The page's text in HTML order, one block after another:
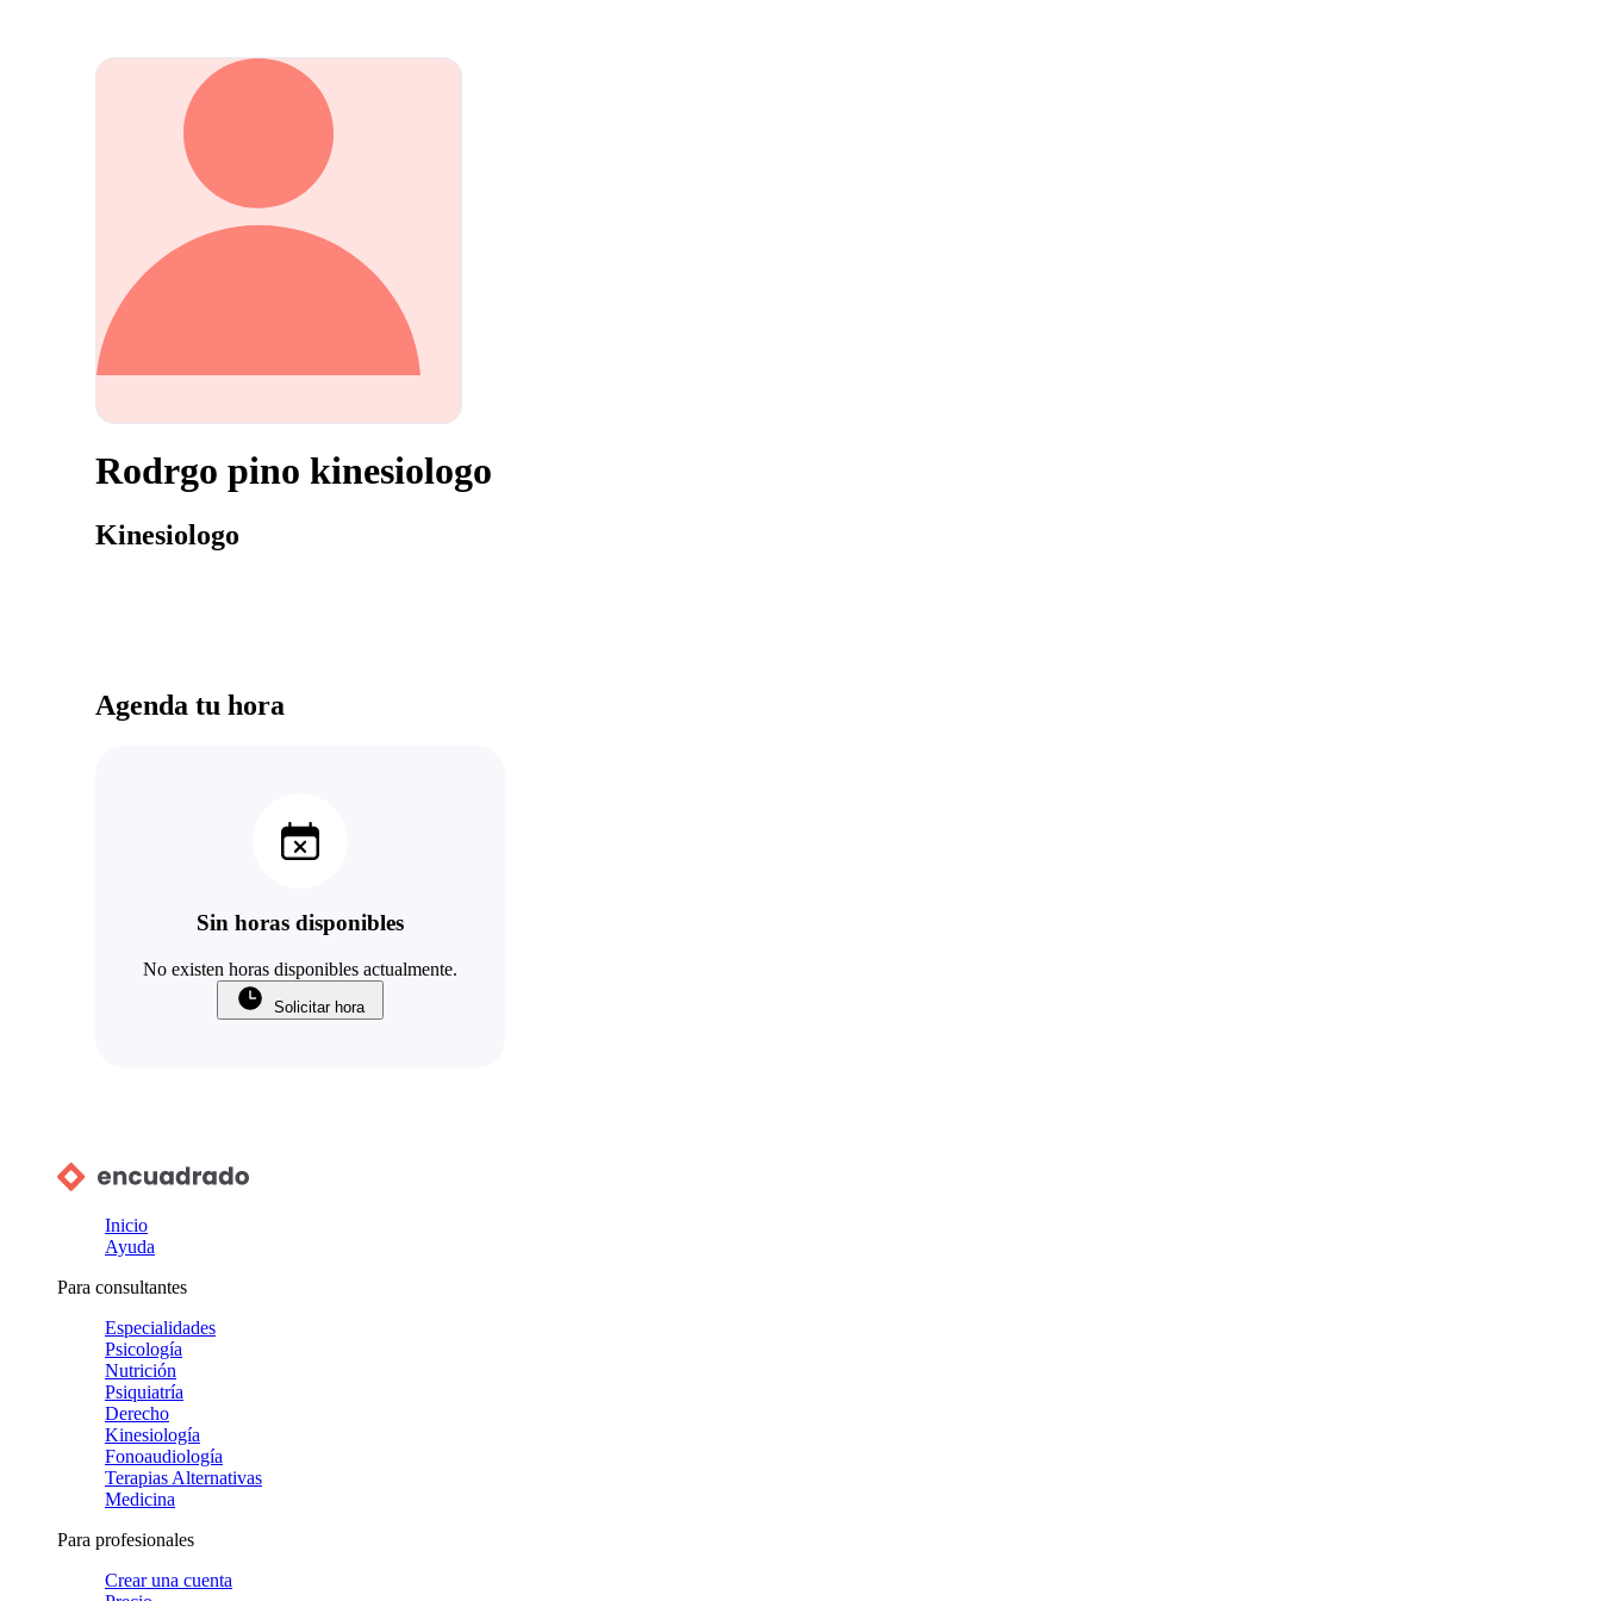
Rodrgo pino kinesiologo
Kinesiologo
Agenda tu hora
Sin horas disponibles
No existen horas disponibles actualmente.
Solicitar hora
Inicio
Ayuda
Para consultantes
Especialidades
Psicología
Nutrición
Psiquiatría
Derecho
Kinesiología
Fonoaudiología
Terapias Alternativas
Medicina
Para profesionales
Crear una cuenta